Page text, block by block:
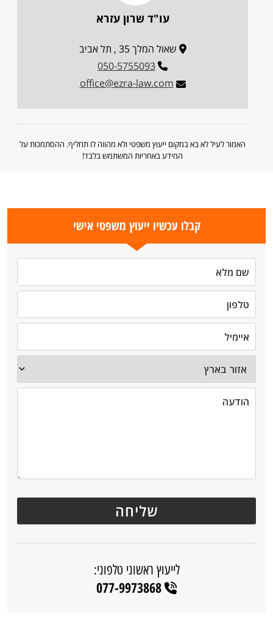
עו"ד שרון עזרא
שאול המלך 35 , תל אביב
050-5755093
office@ezra-law.com
האמור לעיל לא בא במקום ייעוץ משפטי ולא מהווה לו תחליף. ההסתמכות על
המידע באחריות המשתמש בלבד!
קבלו עכשיו ייעוץ משפטי אישי
לייעוץ ראשוני טלפוני:
077-9973868